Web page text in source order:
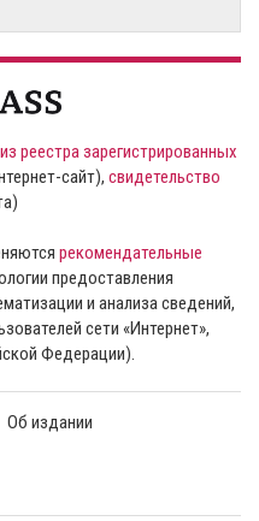
реестра зарегистрированных
сайт), свидетельство
рекомендательные
предоставления
и анализа сведений,
сети «Интернет»,
Федерации).
Об издании